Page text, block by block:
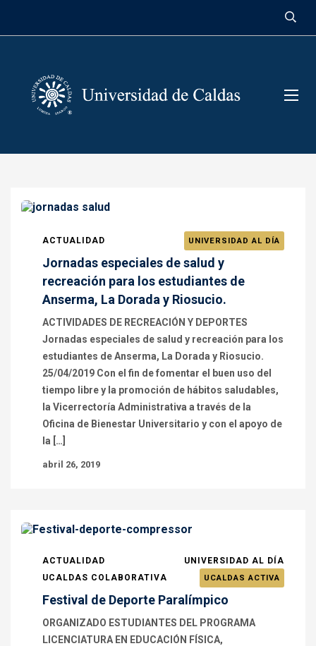
ACTUALIDAD UNIVERSIDAD AL DÍA
Jornadas especiales de salud y
recreación para los estudiantes de
Anserma, La Dorada y Riosucio.
ACTIVIDADES DE RECREACIÓN Y DEPORTES
Jornadas especiales de salud y recreación para los
estudiantes de Anserma, La Dorada y Riosucio.
25/04/2019 Con el fin de fomentar el buen uso del
tiempo libre y la promoción de hábitos saludables,
la Vicerrectoría Administrativa a través de la
Oficina de Bienestar Universitario y con el apoyo de
la […]
abril 26, 2019
ACTUALIDAD
UNIVERSIDAD AL DÍA
UCALDAS COLABORATIVA
UCALDAS ACTIVA
Festival de Deporte Paralímpico
ORGANIZADO ESTUDIANTES DEL PROGRAMA
LICENCIATURA EN EDUCACIÓN FÍSICA,